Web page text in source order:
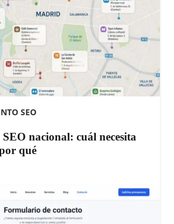
SEO
nacional: cuál necesita
qué